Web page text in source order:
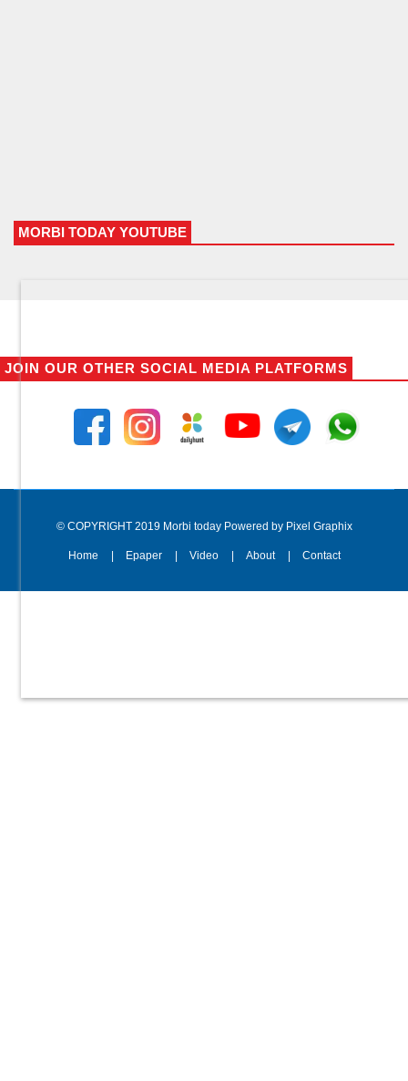
MORBI TODAY YOUTUBE
JOIN OUR OTHER SOCIAL MEDIA PLATFORMS
© COPYRIGHT 2019 Morbi today Powered by Pixel Graphix
Home Epaper Video About Contact